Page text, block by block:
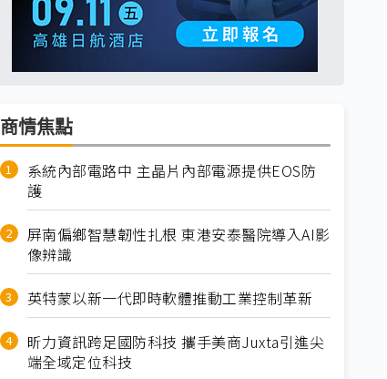
商情焦點
系統內部電路中 主晶片內部電源提供EOS防
護
屏南偏鄉智慧韌性扎根 東港安泰醫院導入AI影
像辨識
英特蒙以新一代即時軟體推動工業控制革新
昕力資訊跨足國防科技 攜手美商Juxta引進尖
端全域定位科技